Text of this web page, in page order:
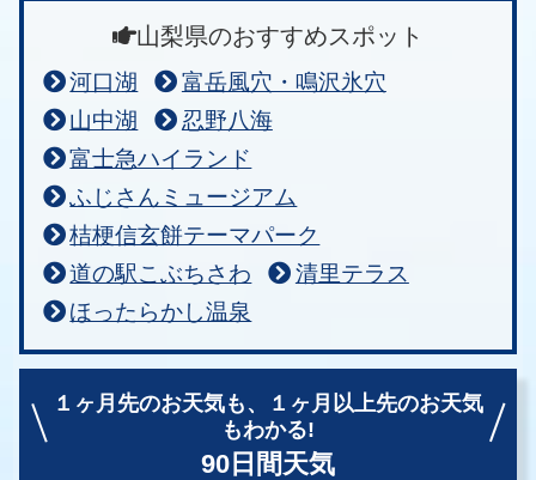
山梨県のおすすめスポット
河口湖
富岳風穴・鳴沢氷穴
山中湖
忍野八海
富士急ハイランド
ふじさんミュージアム
桔梗信玄餅テーマパーク
道の駅こぶちさわ
清里テラス
ほったらかし温泉
１ヶ月先のお天気も、
１ヶ月以上先のお天気
もわかる!
90日間天気